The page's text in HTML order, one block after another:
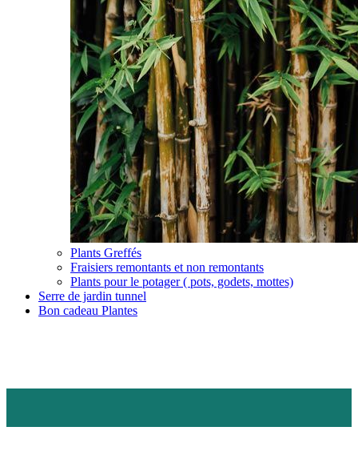
Plants Greffés
Fraisiers remontants et non remontants
Plants pour le potager ( pots, godets, mottes)
Serre de jardin tunnel
Bon cadeau Plantes